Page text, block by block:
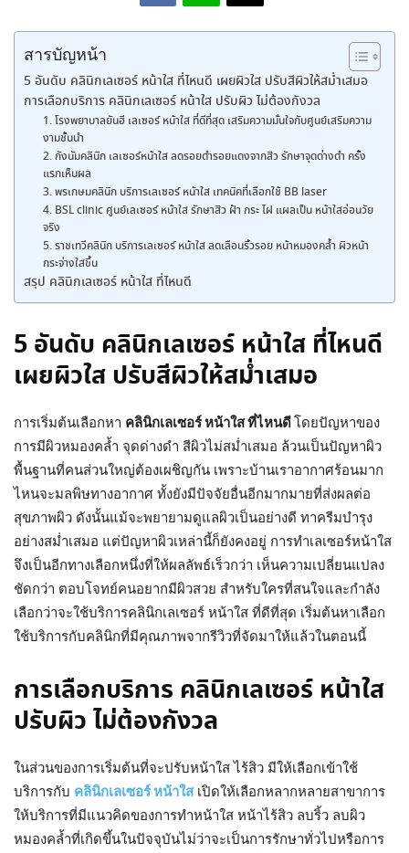
สารบัญหน้า
5 อันดับ คลินิกเลเซอร์ หน้าใส ที่ไหนดี เผยผิวใส ปรับสีผิวให้สม่ำเสมอ
การเลือกบริการ คลินิกเลเซอร์ หน้าใส ปรับผิว ไม่ต้องกังวล
1. โรงพยาบาลยันฮี เลเซอร์ หน้าใส ที่ดีที่สุด เสริมความมั่นใจกับศูนย์เสริมความ
งามชั้นนำ
2. กังนัมคลินิก เลเซอร์หน้าใส ลดรอยดำรอยแดงจากสิว รักษาจุดด่างดำ ครั้ง
แรกเห็นผล
3. พรเกษมคลินิก บริการเลเซอร์ หน้าใส เทคนิคที่เลือกใช้ BB laser
4. BSL clinic ศูนย์เลเซอร์ หน้าใส รักษาสิว ฝ้า กระ ไฝ แผลเป็น หน้าใสอ่อนวัย
จริง
5. ราชเทวีคลินิก บริการเลเซอร์ หน้าใส ลดเลือนริ้วรอย หน้าหมองคล้ำ ผิวหน้า
กระจ่างใสขึ้น
สรุป คลินิกเลเซอร์ หน้าใส ที่ไหนดี
5 อันดับ คลินิกเลเซอร์ หน้าใส ที่ไหนดี
เผยผิวใส ปรับสีผิวให้สม่ำเสมอ
การเริ่มต้นเลือกหา คลินิกเลเซอร์ หน้าใส ที่ไหนดีโดยปัญหาของ
การมีผิวหมองคล้ำ จุดด่างดำ สีผิวไม่สม่ำเสมอ ล้วนเป็นปัญหาผิว
พื้นฐานที่คนส่วนใหญ่ต้องเผชิญกัน เพราะบ้านเราอากาศร้อนมาก
ไหนจะมลพิษทางอากาศ ทั้งยังมีปัจจัยอื่นอีกมากมายที่ส่งผลต่อ
สุขภาพผิว ดังนั้นแม้จะพยายามดูแลผิวเป็นอย่างดี ทาครีมบำรุง
อย่างสม่ำเสมอ แต่ปัญหาผิวเหล่านี้ก็ยังคงอยู่ การทำเลเซอร์หน้าใส
จึงเป็นอีกทางเลือกหนึ่งที่ให้ผลลัพธ์เร็วกว่า เห็นความเปลี่ยนแปลง
ชัดกว่า ตอบโจทย์คนอยากมีผิวสวย สำหรับใครที่สนใจและกำลัง
เลือกว่าจะใช้บริการคลินิกเลเซอร์ หน้าใส ที่ดีที่สุด เริ่มต้นหาเลือก
ใช้บริการกับคลินิกที่มีคุณภาพจากรีวิวที่จัดมาให้แล้วในตอนนี้
การเลือกบริการ คลินิกเลเซอร์ หน้าใส
ปรับผิว ไม่ต้องกังวล
ในส่วนของการเริ่มต้นที่จะปรับหน้าใส ไร้สิว มีให้เลือกเข้าใช้
บริการกับ คลินิกเลเซอร์ หน้าใสเปิดให้เลือกหลากหลายสาขาการ
ให้บริการที่มีแนวคิดของการทำหน้าใส หน้าไร้สิว ลบริ้ว ลบผิว
หมองคล้ำที่เกิดขึ้นในปัจจุบันไม่ว่าจะเป็นการรักษาทั่วไปหรือการ